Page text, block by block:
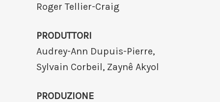
Roger Tellier-Craig
PRODUTTORI
Audrey-Ann Dupuis-Pierre,
Sylvain Corbeil, Zaynê Akyol
PRODUZIONE